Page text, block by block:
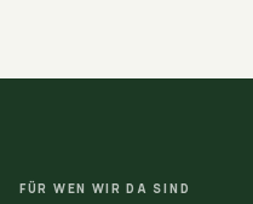
FÜR WEN WIR DA SIND